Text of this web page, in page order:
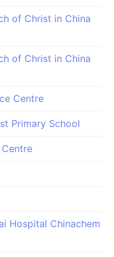
of Christ in China
of Christ in China
Centre
Primary School
Centre
Hospital Chinachem